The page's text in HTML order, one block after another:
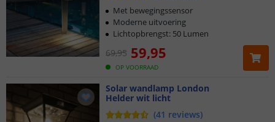
OP VOORRAAD
69,95 59,95
Met bewegingssensor
Moderne uitvoering
Lichtopbrengst: 50 Lumen
Solar wandlamp London
Helder wit licht
(41 reviews)
Klantbeoordeling 9.1
Voor 23:45 uur besteld,morgen in huis